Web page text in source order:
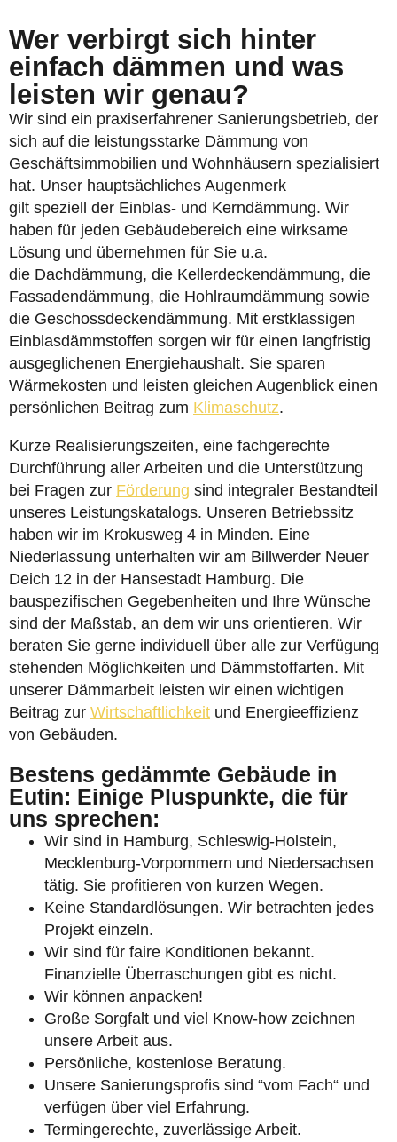
Wer verbirgt sich hinter
einfach dämmen und was
leisten wir genau?
Wir sind ein praxiserfahrener Sanierungsbetrieb, der
sich auf die leistungsstarke Dämmung von
Geschäftsimmobilien und Wohnhäusern spezialisiert
hat. Unser hauptsächliches Augenmerk
gilt speziell der Einblas- und Kerndämmung. Wir
haben für jeden Gebäudebereich eine wirksame
Lösung und übernehmen für Sie u.a.
die Dachdämmung, die Kellerdeckendämmung, die
Fassadendämmung, die Hohlraumdämmung sowie
die Geschossdeckendämmung. Mit erstklassigen
Einblasdämmstoffen sorgen wir für einen langfristig
ausgeglichenen Energiehaushalt. Sie sparen
Wärmekosten und leisten gleichen Augenblick einen
persönlichen Beitrag zum Klimaschutz.
Kurze Realisierungszeiten, eine fachgerechte
Durchführung aller Arbeiten und die Unterstützung
bei Fragen zur Förderung sind integraler Bestandteil
unseres Leistungskatalogs. Unseren Betriebssitz
haben wir im Krokusweg 4 in Minden. Eine
Niederlassung unterhalten wir am Billwerder Neuer
Deich 12 in der Hansestadt Hamburg. Die
bauspezifischen Gegebenheiten und Ihre Wünsche
sind der Maßstab, an dem wir uns orientieren. Wir
beraten Sie gerne individuell über alle zur Verfügung
stehenden Möglichkeiten und Dämmstoffarten. Mit
unserer Dämmarbeit leisten wir einen wichtigen
Beitrag zur Wirtschaftlichkeit und Energieeffizienz
von Gebäuden.
Bestens gedämmte Gebäude in
Eutin: Einige Pluspunkte, die für
uns sprechen:
Wir sind in Hamburg, Schleswig-Holstein,
Mecklenburg-Vorpommern und Niedersachsen
tätig. Sie profitieren von kurzen Wegen.
Keine Standardlösungen. Wir betrachten jedes
Projekt einzeln.
Wir sind für faire Konditionen bekannt.
Finanzielle Überraschungen gibt es nicht.
Wir können anpacken!
Große Sorgfalt und viel Know-how zeichnen
unsere Arbeit aus.
Persönliche, kostenlose Beratung.
Unsere Sanierungsprofis sind “vom Fach“ und
verfügen über viel Erfahrung.
Termingerechte, zuverlässige Arbeit.